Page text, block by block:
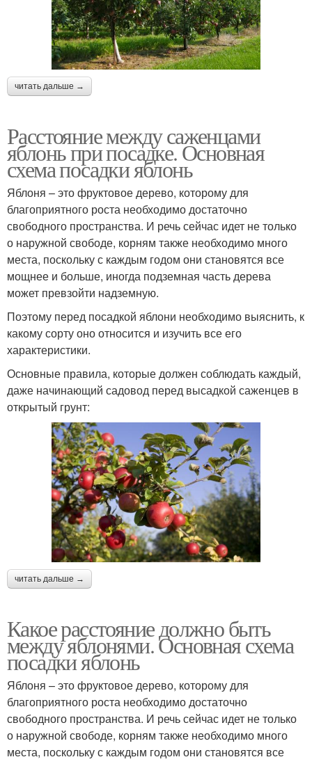
читать дальше →
Расстояние между саженцами
яблонь при посадке. Основная
схема посадки яблонь
Яблоня – это фруктовое дерево, которому для
благоприятного роста необходимо достаточно
свободного пространства. И речь сейчас идет не только
о наружной свободе, корням также необходимо много
места, поскольку с каждым годом они становятся все
мощнее и больше, иногда подземная часть дерева
может превзойти надземную.
Поэтому перед посадкой яблони необходимо выяснить, к
какому сорту оно относится и изучить все его
характеристики.
Основные правила, которые должен соблюдать каждый,
даже начинающий садовод перед высадкой саженцев в
открытый грунт:
читать дальше →
Какое расстояние должно быть
между яблонями. Основная схема
посадки яблонь
Яблоня – это фруктовое дерево, которому для
благоприятного роста необходимо достаточно
свободного пространства. И речь сейчас идет не только
о наружной свободе, корням также необходимо много
места, поскольку с каждым годом они становятся все